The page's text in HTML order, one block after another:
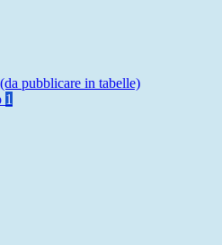
pubblicare in tabelle)
1